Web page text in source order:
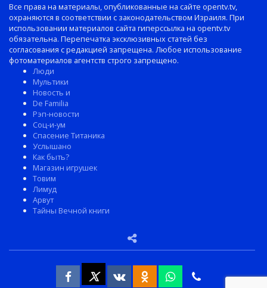
Все права на материалы, опубликованные на сайте opentv.tv,
охраняются в соответствии с законодательством Израиля. При
использовании материалов сайта гиперссылка на opentv.tv
обязательна. Перепечатка эксклюзивных статей без
согласования с редакцией запрещена. Любое использование
фотоматериалов агентств строго запрещено.
Люди
Мультики
Новость и
De Familia
Рэп-новости
Соц-и-ум
Спасение Титаника
Услышано
Как быть?
Магазин игрушек
Товим
Лимуд
Арвут
Тайны Вечной книги